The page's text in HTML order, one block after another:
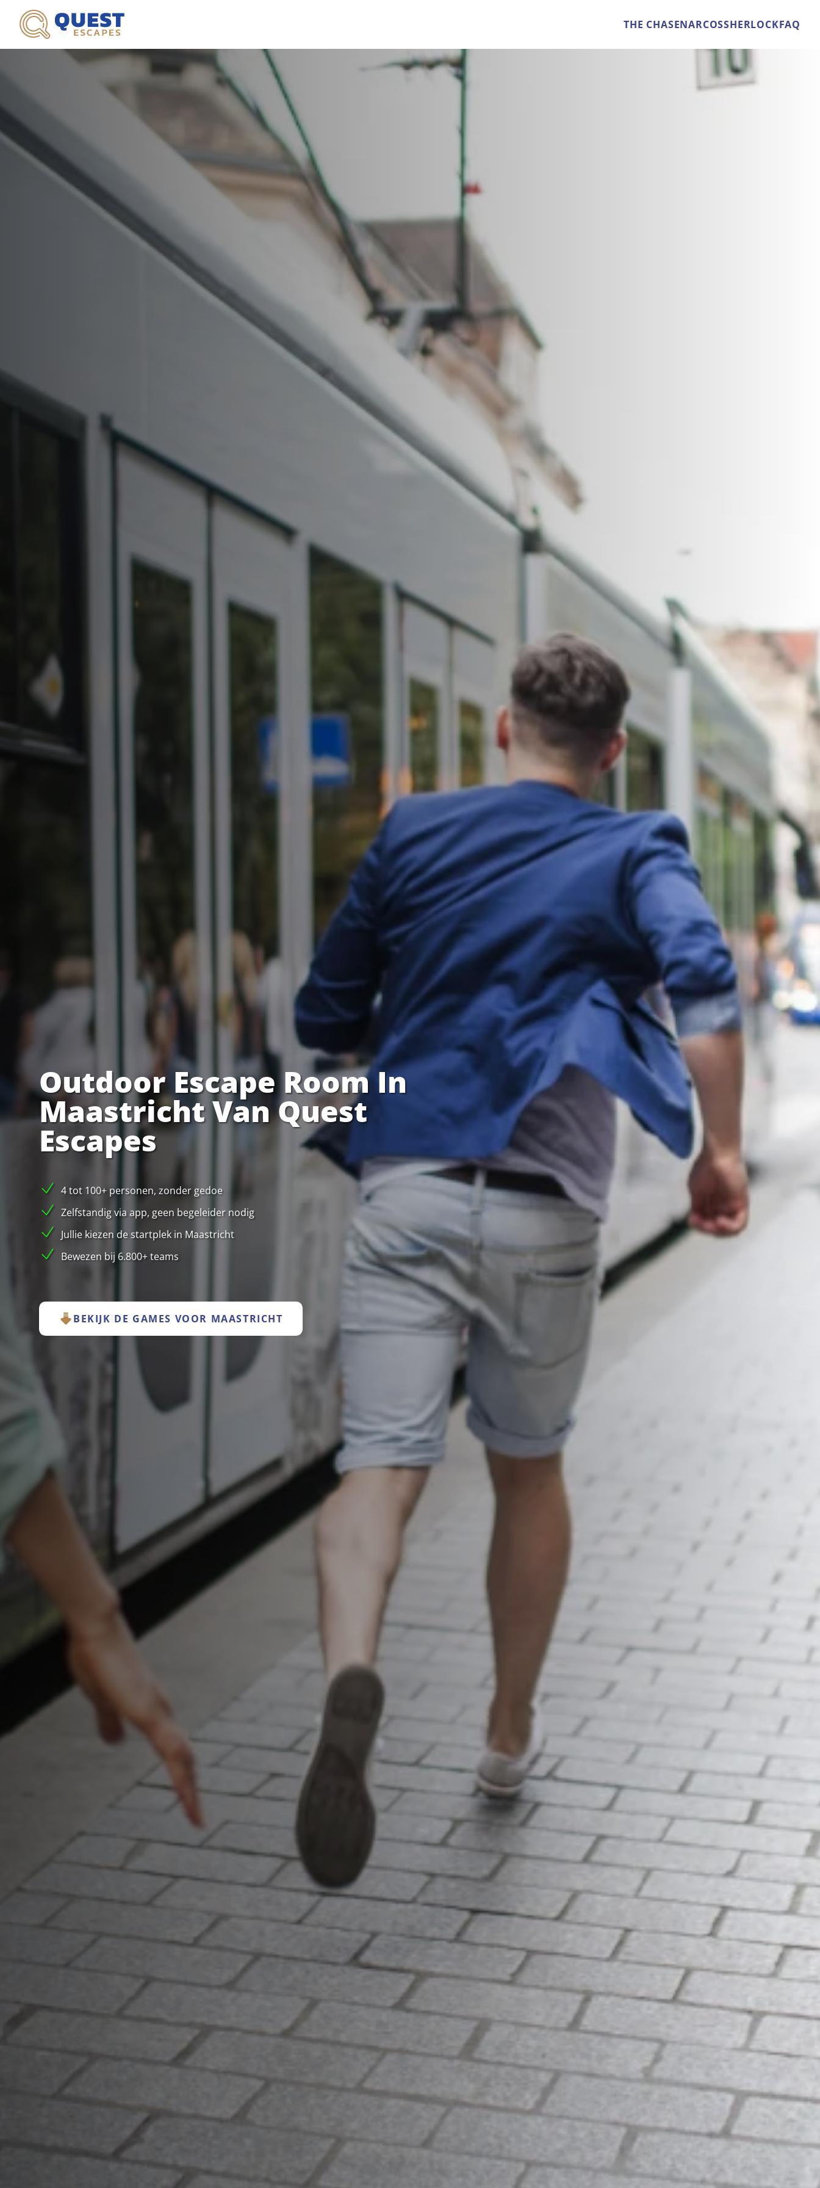
THE CHASENARCOSSHERLOCKFAQ
Outdoor Escape Room In
Maastricht Van Quest
Escapes
4 tot 100+ personen, zonder gedoe
Zelfstandig via app, geen begeleider nodig
Jullie kiezen de startplek in Maastricht
Bewezen bij 6.800+ teams
BEKIJK DE GAMES VOOR MAASTRICHT